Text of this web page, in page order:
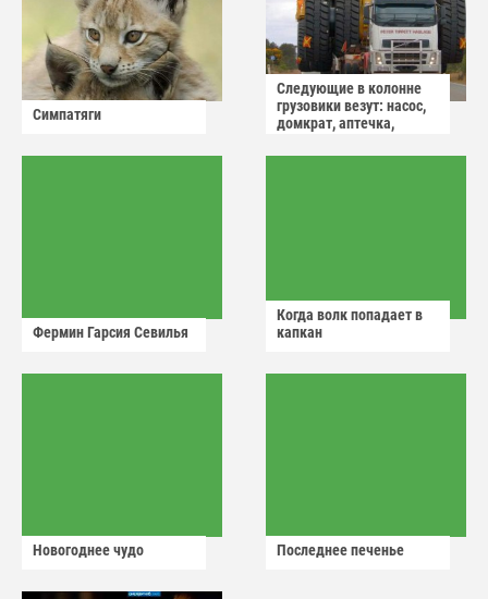
Симпатяги
Следующие в колонне
грузовики везут: насос,
домкрат, аптечка,
Фермин Гарсия Севилья
Когда волк попадает в
капкан
Новогоднее чудо Последнее печенье